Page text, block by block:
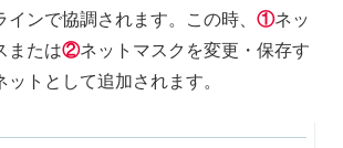
インで協調されます。この時、①ネッ
または②ネットマスクを変更・保存す
ットとして追加されます。